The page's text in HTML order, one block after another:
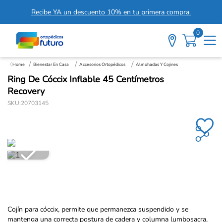
Recibe YA un descuento 10% en tu primera compra.
0
Bienestar En Casa Accesorios Ortopédicos Almohadas Y Cojines
Ring De Cóccix Inflable 45 Centímetros
Recovery
SKU:20703145
Cojín para cóccix, permite que permanezca suspendido y se
mantenga una correcta postura de cadera y columna lumbosacra,